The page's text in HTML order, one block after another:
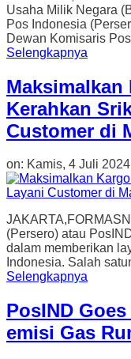
Usaha Milik Negara
Pos Indonesia
Dewan Komisaris
Selengkapnya
Maksimalkan
Kerahkan
Customer di
on: Kamis, 4 Juli 2024
(Persero) atau
dalam memberikan
Indonesia. Salah
Selengkapnya
PosIND
emisi Gas